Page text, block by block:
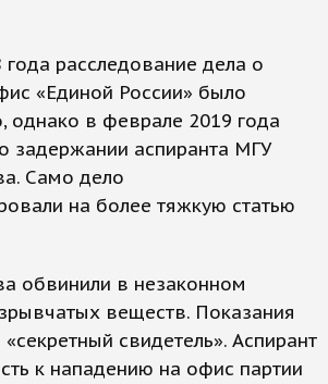
года расследование дела о
«Единой России» было
однако в феврале 2019 года
задержании аспиранта МГУ
Само дело
на более тяжкую статью
обвинили в незаконном
веществ. Показания
свидетель». Аспирант
к нападению на офис партии